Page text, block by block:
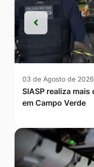
03 de Agosto de 2026
SIASP realiza mais
em Campo Verde
Anterior
Anterior